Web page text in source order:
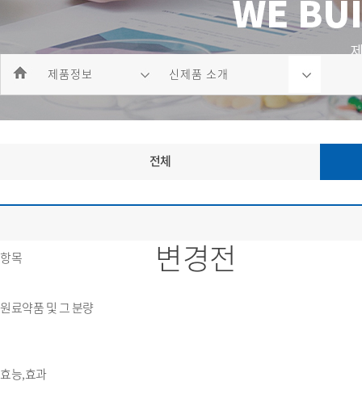
제품정보 신제품 소개
전체
항목 변경전
원료약품 및 그 분량
효능,효과